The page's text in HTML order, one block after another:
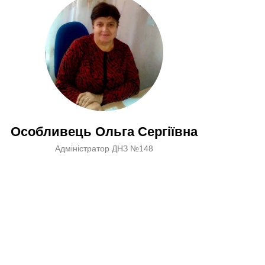
Особливець Ольга Сергіївна
Адміністратор ДНЗ №148